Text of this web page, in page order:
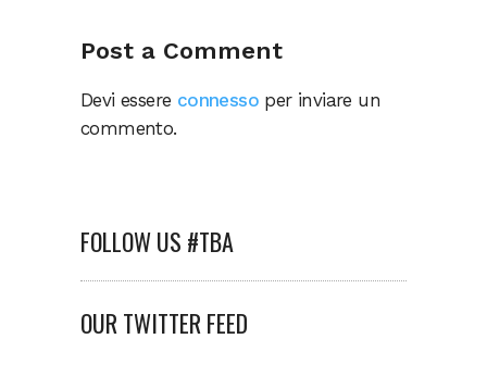
Post a Comment
Devi essere connesso per inviare un
commento.
FOLLOW US #TBA
OUR TWITTER FEED